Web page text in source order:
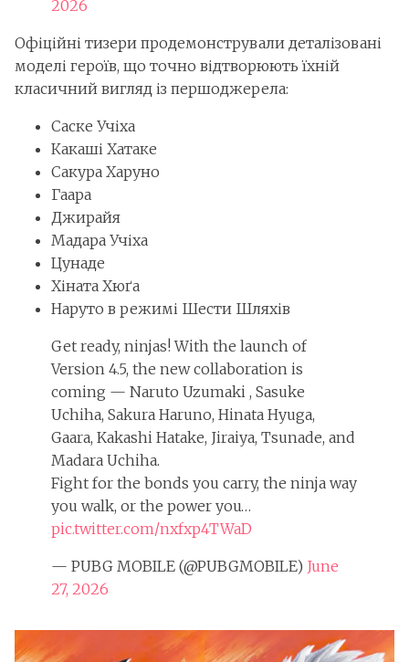
2026
Офіційні тизери продемонстрували деталізовані
моделі героїв, що точно відтворюють їхній
класичний вигляд із першоджерела:
Саске Учіха
Какаші Хатаке
Сакура Харуно
Гаара
Джирайя
Мадара Учіха
Цунаде
Хіната Хюґа
Наруто в режимі Шести Шляхів
Get ready, ninjas! With the launch of
Version 4.5, the new collaboration is
coming — Naruto Uzumaki , Sasuke
Uchiha, Sakura Haruno, Hinata Hyuga,
Gaara, Kakashi Hatake, Jiraiya, Tsunade, and
Madara Uchiha.
Fight for the bonds you carry, the ninja way
you walk, or the power you…
pic.twitter.com/nxfxp4TWaD
— PUBG MOBILE (@PUBGMOBILE) June
27, 2026